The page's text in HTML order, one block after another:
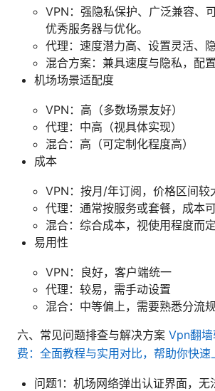
VPN：强隐私保护、广泛兼容、
优秀服务器与优化。
代理：速度潜力高、设置灵活、
混合方案：兼具速度与隐私，配置
机场场景适配度
VPN：高（多数场景友好）
代理：中高（视具体实现）
混合：高（可定制化程度高）
成本
VPN：按月/年订阅，价格区间较
代理：通常按服务或套餐，成本
混合：综合成本，视使用程度而定
易用性
VPN：良好，客户端统一
代理：较易，需手动设置
混合：中等偏上，需要熟悉分流
六、常见问题排查与解决方案 Vpn翻
费：全面教程与实用对比，帮助你快速
问题1：机场网络弹出认证界面，无